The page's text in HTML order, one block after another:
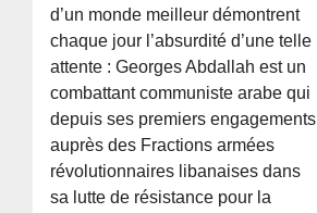
d’un monde meilleur démontrent
chaque jour l’absurdité d’une telle
attente : Georges Abdallah est un
combattant communiste arabe qui
depuis ses premiers engagements
auprès des Fractions armées
révolutionnaires libanaises dans
sa lutte de résistance pour la